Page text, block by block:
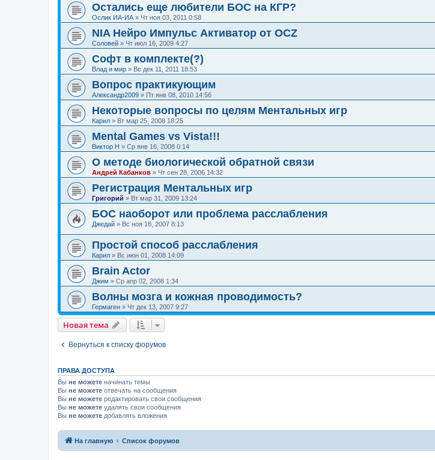
Остались еще любители БОС на КГР?
Ослик ИА-ИА » Чт ноя 03, 2011 0:58
NIA Нейро Импульс Активатор от OCZ
Соловей » Чт июл 16, 2009 4:27
Софт в комплекте(?)
Влад и мир » Вс дек 11, 2011 18:53
Вопрос практикующим
Александр2009 » Пт янв 08, 2010 14:56
Некоторые вопросы по целям Ментальных игр
Карил » Вт мар 25, 2008 18:25
Mental Games vs Vista!!!
Виктор Н » Ср янв 16, 2008 0:14
О методе биологической обратной связи
Андрей Кабанков » Чт сен 28, 2006 14:32
Регистрация Ментальных игр
Григорий » Вт мар 31, 2009 13:24
БОС наоборот или проблема расслабления
Джедай » Вс ноя 18, 2007 8:13
Простой способ расслабления
Карил » Вс июн 01, 2008 14:09
Brain Actor
Джим » Ср апр 02, 2008 1:34
Волны мозга и кожная проводимость?
Гермаген » Чт дек 13, 2007 9:27
Новая тема
Вернуться к списку форумов
ПРАВА ДОСТУПА
Вы не можете начинать темы
Вы не можете отвечать на сообщения
Вы не можете редактировать свои сообщения
Вы не можете удалять свои сообщения
Вы не можете добавлять вложения
На главную Список форумов